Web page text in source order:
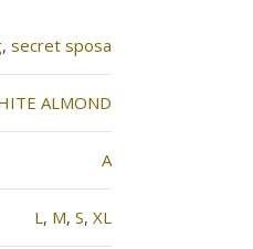
, secret sposa
ALMOND
Α
L , M, S, XL